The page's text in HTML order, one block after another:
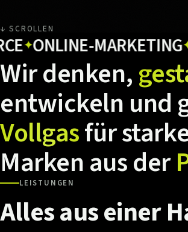
↓ SCROLLEN
MARKETING✦UX
Wirdenken,
entwickeln und
Vollgasfür
Markenausder
LEISTUNGEN
Allesauseiner